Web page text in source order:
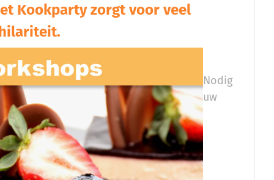
Kookparty zorgt voor veel
Nodig
uw